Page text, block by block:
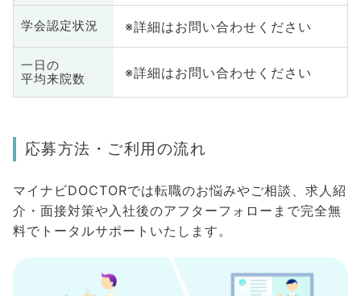
学会認定状況 ※詳細はお問い合わせください
一日の
平均来院数
※詳細はお問い合わせください
応募方法・ご利用の流れ
マイナビDOCTORでは転職のお悩みやご相談、求人紹
介・面接対策や入社後のアフターフォローまで完全無
料でトータルサポートいたします。